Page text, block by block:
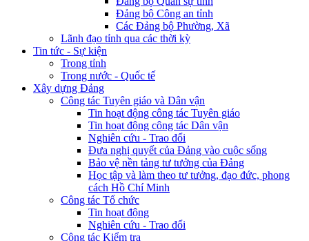
Đảng bộ Công an tỉnh
Các Đảng bộ Phường, Xã
Lãnh đạo tỉnh qua các thời kỳ
Tin tức - Sự kiện
Trong tỉnh
Trong nước - Quốc tế
Xây dựng Đảng
Công tác Tuyên giáo và Dân vận
Tin hoạt động công tác Tuyên giáo
Tin hoạt động công tác Dân vận
Nghiên cứu - Trao đổi
Đưa nghị quyết của Đảng vào cuộc sống
Bảo vệ nền tảng tư tưởng của Đảng
Học tập và làm theo tư tưởng, đạo đức, phong
cách Hồ Chí Minh
Công tác Tổ chức
Tin hoạt động
Nghiên cứu - Trao đổi
Công tác Kiểm tra